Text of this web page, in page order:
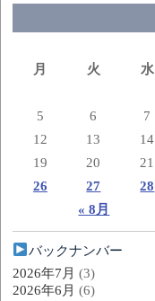
月
火 水
« 8月
5
6 7
12
13 14
19
20 21
26
27 28
バックナンバー
2026年7月 (3)
2026年6月 (6)